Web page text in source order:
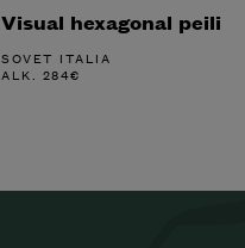
Visual hexagonal peili
SOVET ITALIA
ALK. 284€